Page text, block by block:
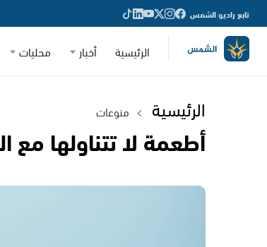
تابع راديو الشمس
الرئيسية أخبار محليات
الرئيسية منوعات
أطعمة لا تتناولها